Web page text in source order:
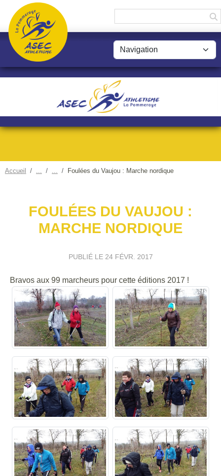
Accueil Foulées du Vaujou : Marche nordique
FOULÉES DU VAUJOU :
MARCHE NORDIQUE
PUBLIÉ LE 24 FÉVR. 2017
Bravos aux 99 marcheurs pour cette éditions 2017 !
Panneau de gestion des cookies